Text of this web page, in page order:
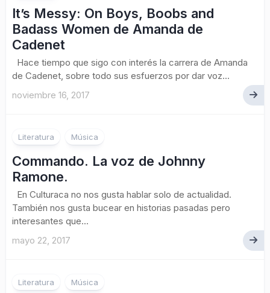
It’s Messy: On Boys, Boobs and
Badass Women de Amanda de
Cadenet
Hace tiempo que sigo con interés la carrera de Amanda
de Cadenet, sobre todo sus esfuerzos por dar voz...
noviembre 16, 2017
Literatura Música
Commando. La voz de Johnny
Ramone.
En Culturaca no nos gusta hablar solo de actualidad.
También nos gusta bucear en historias pasadas pero
interesantes que...
mayo 22, 2017
Literatura Música